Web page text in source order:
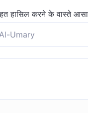
हासिल करने के वास्ते
Umary